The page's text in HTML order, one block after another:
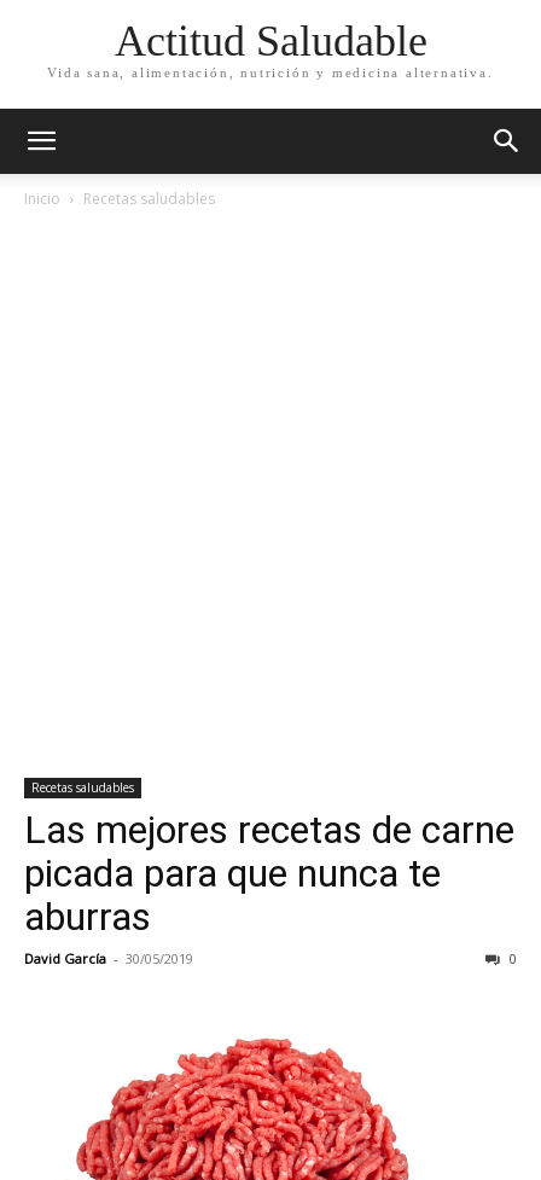
Actitud Saludable
Vida sana, alimentación, nutrición y medicina alternativa.
Inicio Recetas saludables
Recetas saludables
Las mejores recetas de carne
picada para que nunca te
aburras
David García - 30/05/2019 0